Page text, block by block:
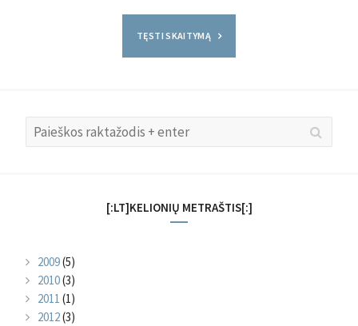
TĘSTI SKAITYMĄ
Search
for:
[:LT]KELIONIŲ METRAŠTIS[:]
2009(5)
2010(3)
2011 (1)
2012(3)